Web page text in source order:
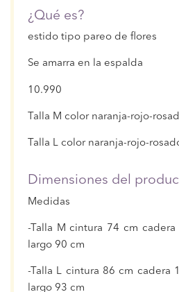
¿Qué es?
estido tipo pareo de flores
Se amarra en la espalda
10.990
Talla M color naranja-rojo-
Talla L color naranja-rojo-
Dimensiones del
Medidas
-Talla M cintura 74 cm
largo 90 cm
-Talla L cintura 86 cm cadera
largo 93 cm